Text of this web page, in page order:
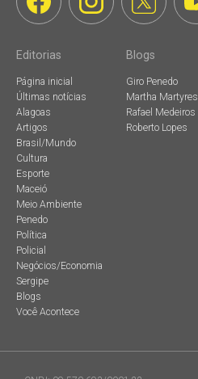
Editorias
Página inicial
Últimas notícias
Alagoas
Artigos
Brasil/Mundo
Cultura
Esporte
Maceió
Meio Ambiente
Penedo
Política
Policial
Negócios/Economia
Sergipe
Blogs
Você Acontece
Blogs
Giro Penedo
Martha Martyres
Rafael Medeiros
Roberto Lopes